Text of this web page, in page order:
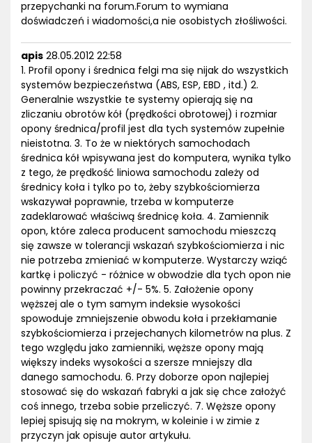
przepychanki na forum.Forum to wymiana
doświadczeń i wiadomości,a nie osobistych złośliwości.
apis 28.05.2012 22:58
1. Profil opony i średnica felgi ma się nijak do wszystkich
systemów bezpieczeństwa (ABS, ESP, EBD , itd.) 2.
Generalnie wszystkie te systemy opierają się na
zliczaniu obrotów kół (prędkości obrotowej) i rozmiar
opony średnica/profil jest dla tych systemów zupełnie
nieistotna. 3. To że w niektórych samochodach
średnica kół wpisywana jest do komputera, wynika tylko
z tego, że prędkość liniowa samochodu zależy od
średnicy koła i tylko po to, żeby szybkościomierza
wskazywał poprawnie, trzeba w komputerze
zadeklarować właściwą średnicę koła. 4. Zamiennik
opon, które zaleca producent samochodu mieszczą
się zawsze w tolerancji wskazań szybkościomierza i nic
nie potrzeba zmieniać w komputerze. Wystarczy wziąć
kartkę i policzyć - różnice w obwodzie dla tych opon nie
powinny przekraczać +/- 5%. 5. Założenie opony
węższej ale o tym samym indeksie wysokości
spowoduje zmniejszenie obwodu koła i przekłamanie
szybkościomierza i przejechanych kilometrów na plus. Z
tego względu jako zamienniki, węższe opony mają
większy indeks wysokości a szersze mniejszy dla
danego samochodu. 6. Przy doborze opon najlepiej
stosować się do wskazań fabryki a jak się chce założyć
coś innego, trzeba sobie przeliczyć. 7. Węższe opony
lepiej spisują się na mokrym, w koleinie i w zimie z
przyczyn jak opisuje autor artykułu.